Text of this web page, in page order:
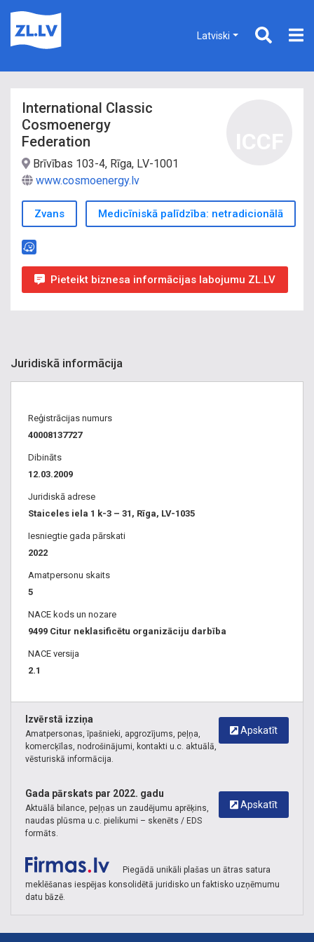
Latviski
International Classic
Cosmoenergy
Federation
Brīvības 103-4, Rīga, LV-1001
www.cosmoenergy.lv
Zvans Medicīniskā palīdzība: netradicionālā
Pieteikt biznesa informācijas labojumu ZL.LV
Juridiskā informācija
Reģistrācijas numurs
40008137727
Dibināts
12.03.2009
Juridiskā adrese
Staiceles iela 1 k-3 – 31, Rīga, LV-1035
Iesniegtie gada pārskati
2022
Amatpersonu skaits
5
NACE kods un nozare
9499 Citur neklasificētu organizāciju darbība
NACE versija
2.1
Apskatīt
Izvērstā izziņa
Amatpersonas, īpašnieki, apgrozījums, peļņa,
komercķīlas, nodrošinājumi, kontakti u.c. aktuālā,
vēsturiskā informācija.
Apskatīt
Gada pārskats par 2022. gadu
Aktuālā bilance, peļņas un zaudējumu aprēķins,
naudas plūsma u.c. pielikumi – skenēts / EDS
formāts.
Piegādā unikāli plašas un ātras satura
meklēšanas iespējas konsolidētā juridisko un faktisko uzņēmumu
datu bāzē.